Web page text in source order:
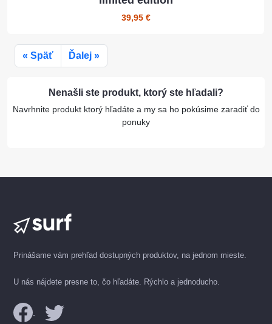
39,95 €
« Späť Ďalej »
Nenašli ste produkt, ktorý ste hľadali?
Navrhnite produkt ktorý hľadáte a my sa ho pokúsime zaradiť do
ponuky
Prinášame vám prehľad dostupných produktov, na jednom mieste.
U nás nájdete presne to, čo hľadáte. Rýchlo a jednoducho.